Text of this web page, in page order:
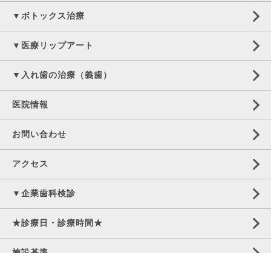
▼ボトックス治療
▼医療リップアート
▼入れ歯の治療（義歯）
医院情報
お問い合わせ
アクセス
▼企業歯科検診
★診療日・診療時間★